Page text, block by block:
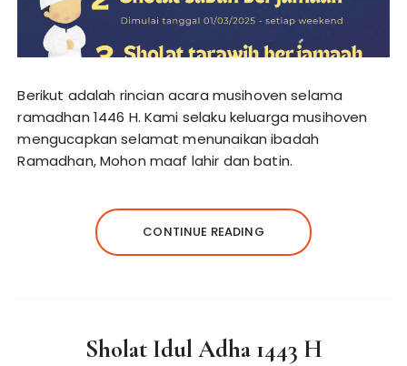
Berikut adalah rincian acara musihoven selama
ramadhan 1446 H. Kami selaku keluarga musihoven
mengucapkan selamat menunaikan ibadah
Ramadhan, Mohon maaf lahir dan batin.
CONTINUE READING
Sholat Idul Adha 1443 H